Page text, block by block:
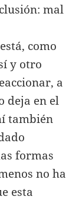
mal
como
y otro
a
deja en el
también
formas
no ha
esta